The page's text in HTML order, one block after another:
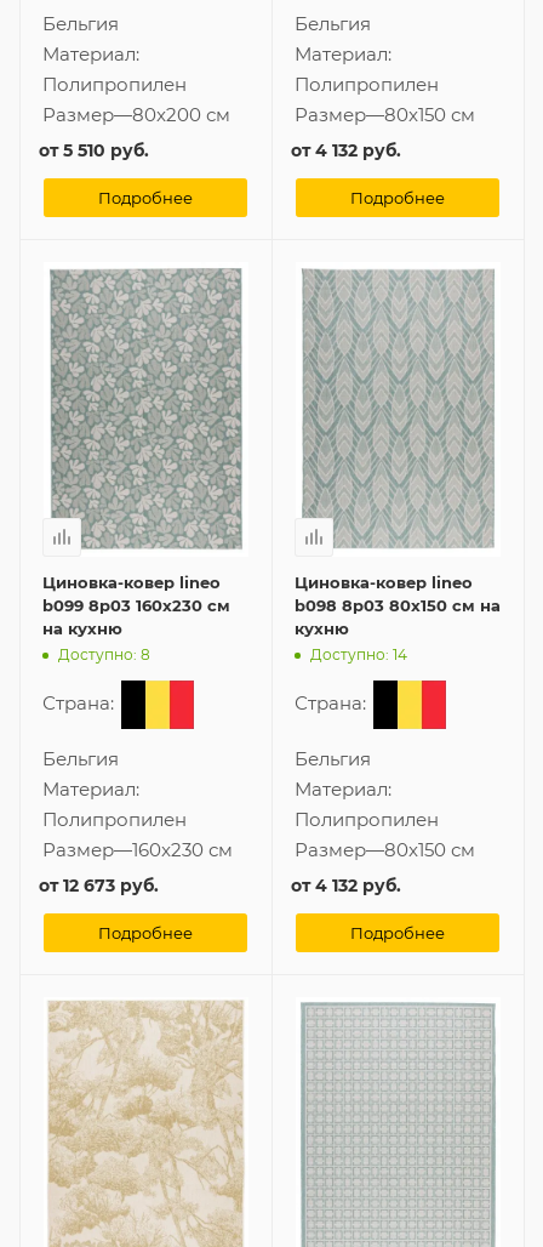
Бельгия
Материал:
Полипропилен
Размер—80x200 см
от5 510 руб.
Подробнее
Бельгия
Материал:
Полипропилен
Размер—80x150 см
от4 132 руб.
Подробнее
Циновка-ковер lineo
b099 8p03 160x230 см
на кухню
Доступно: 8
Страна:
Бельгия
Материал:
Полипропилен
Размер—160x230 см
от12 673 руб.
Подробнее
Циновка-ковер lineo
b098 8p03 80x150 см на
кухню
Доступно: 14
Страна:
Бельгия
Материал:
Полипропилен
Размер—80x150 см
от4 132 руб.
Подробнее